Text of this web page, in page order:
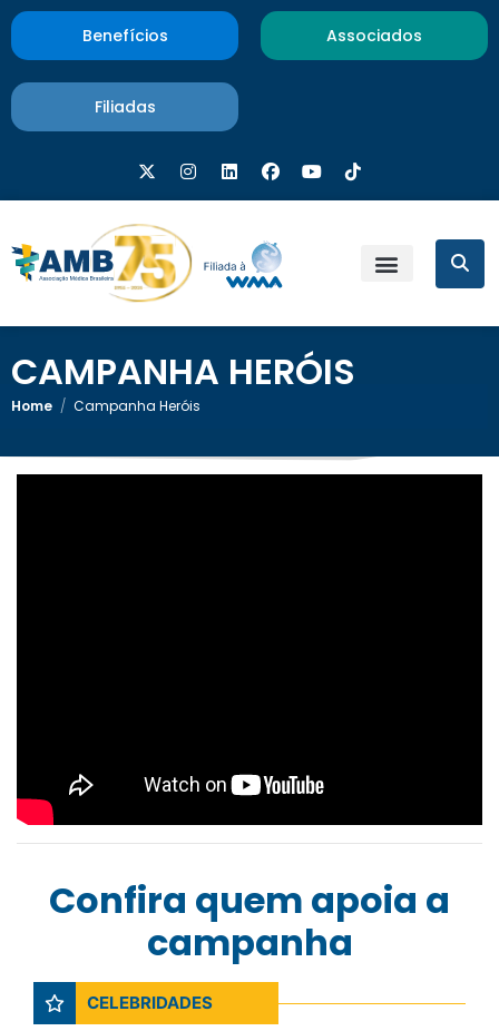
Benefícios Associados
Filiadas
CAMPANHA HERÓIS
Home / Campanha Heróis
Confira quem apoia a
campanha
CELEBRIDADES